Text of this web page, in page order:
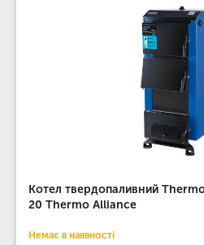
Котел твердопаливний
20 Thermo Alliance
Немає в наявності